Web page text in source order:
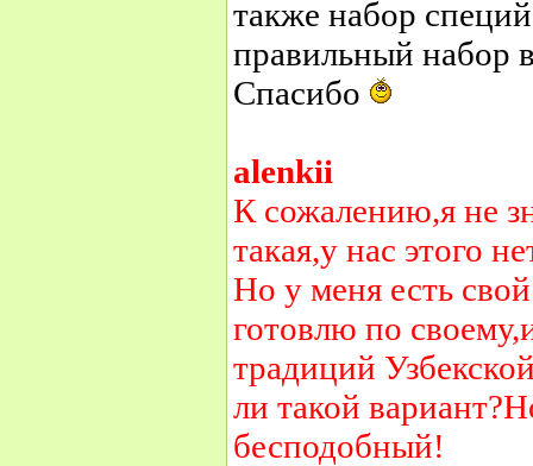
также набор
правильный набор
Спасибо
alenkii
К сожалению,я не
такая,у нас этого
Но у меня есть
готовлю по
традиций
ли такой
бесподобный!